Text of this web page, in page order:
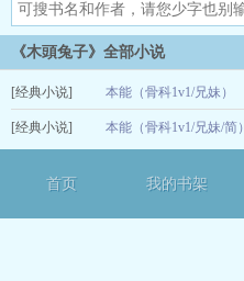
《木頭兔子》全部小说
[经典小说] 本能（骨科1v1/兄妹）
[经典小说] 本能（骨科1v1/兄妹/简）
首页 我的书架